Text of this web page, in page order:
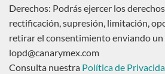
Derechos: Podrás ejercer los
rectificación, supresión, limitación,
retirar el consentimiento enviando un
lopd@canarymex.com
Consulta nuestra Política de